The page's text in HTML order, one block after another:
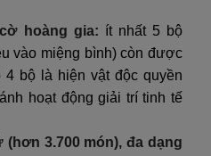
hoàng gia: ít nhất 5 bộ
vào miệng bình) còn được
4 bộ là hiện vật độc quyền
hoạt động giải trí tinh tế
3.700 món), đa dạng